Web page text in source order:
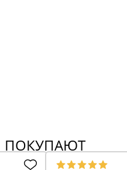
бонусов